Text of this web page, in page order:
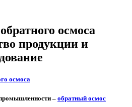
осмоса
продукции и
осмоса
– обратный осмос